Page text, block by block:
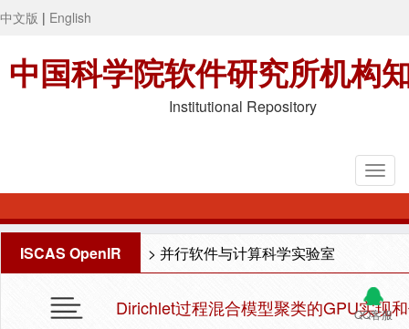
中文版 | English
中国科学院软件研究所机构
Institutional Repository
ISCAS OpenIR > 并行软件与计算科学实验室
QQ客服
Dirichlet过程混合模型聚类的GPU实现